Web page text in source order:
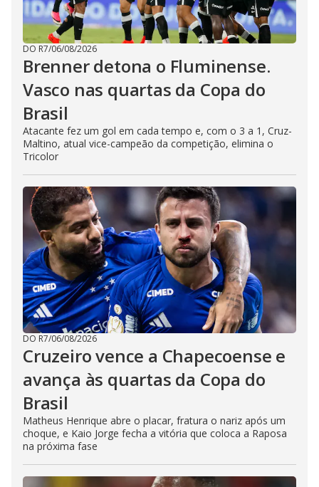
DO R7/06/08/2026
Brenner detona o Fluminense.
Vasco nas quartas da Copa do
Brasil
Atacante fez um gol em cada tempo e, com o 3 a 1, Cruz-
Maltino, atual vice-campeão da competição, elimina o
Tricolor
DO R7/06/08/2026
Cruzeiro vence a Chapecoense e
avança às quartas da Copa do
Brasil
Matheus Henrique abre o placar, fratura o nariz após um
choque, e Kaio Jorge fecha a vitória que coloca a Raposa
na próxima fase